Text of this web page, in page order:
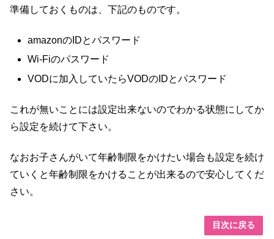
準備しておくものは、下記のものです。
amazonのIDとパスワード
Wi-Fiのパスワード
VODに加入していたらVODのIDとパスワード
これが無いことには設定出来ないのでわかる状態にしてか
ら設定を続けて下さい。
なおお子さんがいて年齢制限をかけたい場合も設定を続け
ていくと年齢制限をかけることが出来るので安心してくだ
さい。
目次に戻る